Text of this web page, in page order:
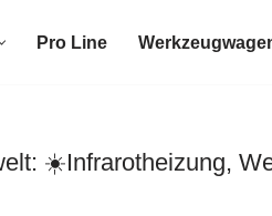
Pro Line
☀️Infrarotheizung,